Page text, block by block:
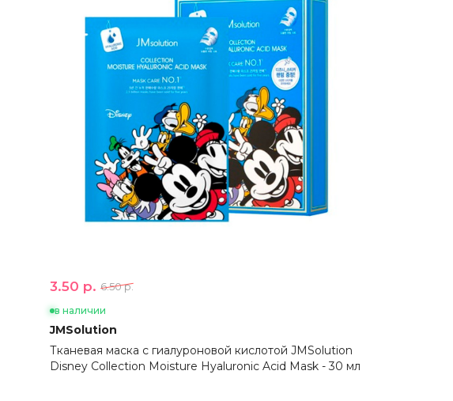
3.50 р. 6.50 р.
в наличии
JMSolution
Тканевая маска с гиалуроновой кислотой JMSolution
Disney Collection Moisture Hyaluronic Acid Mask - 30 мл